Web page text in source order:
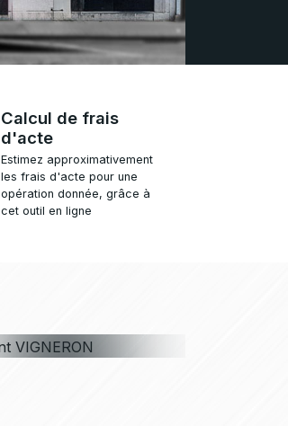
Calcul de frais
d'acte
Estimez approximativement
les frais d'acte pour une
opération donnée, grâce à
cet outil en ligne